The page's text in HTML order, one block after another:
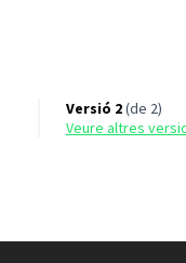
Versió 2(de 2)
veure altres